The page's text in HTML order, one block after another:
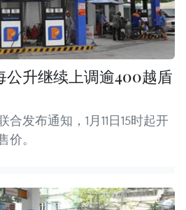
公升继续上调逾400越盾
发布通知，1月11日15时起开
。